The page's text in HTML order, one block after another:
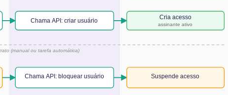
Chama API: criar usuário Cria acesso
assinante ativo
(manual ou tarefa automática)
Chama API: bloquear usuário Suspende acesso